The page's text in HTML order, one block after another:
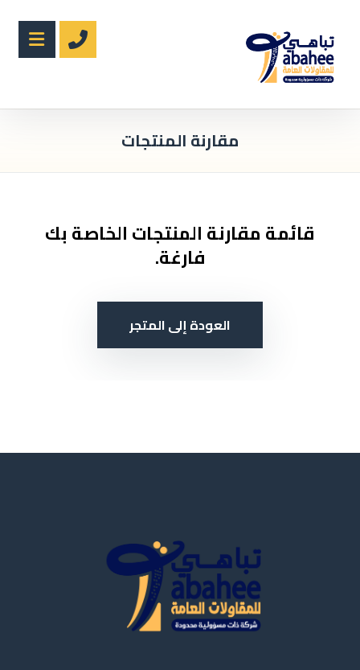
مقارنة المنتجات
قائمة مقارنة المنتجات الخاصة بك
فارغة.
العودة إلى المتجر